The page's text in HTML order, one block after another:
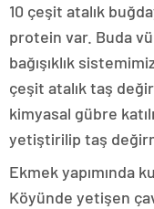
10 çeşit atalık
protein var. Buda
bağışıklık
çeşit atalık taş
kimyasal gübre
yetiştirilip taş
Ekmek yapımında
Köyünde yetişen